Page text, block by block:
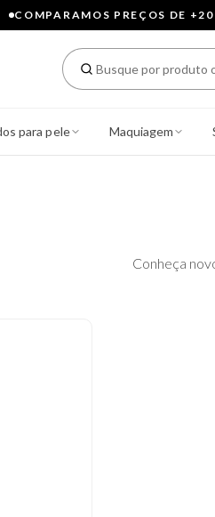
COMPARAMOS PREÇOS DE +20
para pele Maquiagem
Conheça